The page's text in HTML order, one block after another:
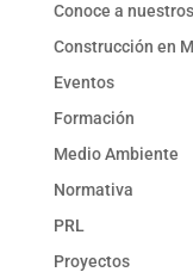
Conoce a
Construcción en
Eventos
Formación
Medio Ambiente
Normativa
PRL
Proyectos